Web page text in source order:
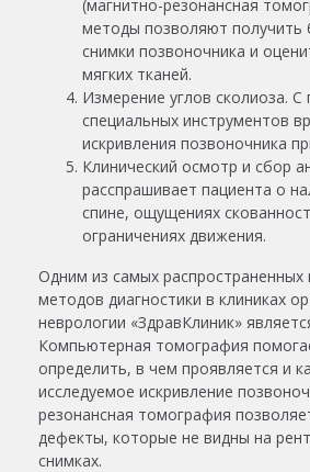
(магнитно-резонансная
методы позволяют получить
снимки позвоночника и
мягких тканей.
Измерение углов сколиоза.
специальных инструментов
искривления позвоночника
Клинический осмотр и сбор
расспрашивает пациента о
спине, ощущениях
ограничениях движения.
Одним из самых распространенных
методов диагностики в клиниках
неврологии «ЗдравКлиник»
Компьютерная томография
определить, в чем проявляется и
исследуемое искривление
резонансная томография
дефекты, которые не видны на
снимках.